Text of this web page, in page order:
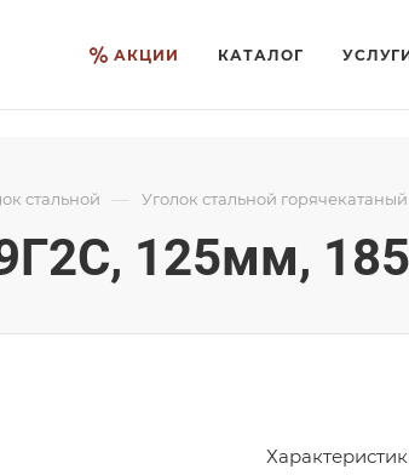
АКЦИИ КАТАЛОГ
стальной — Уголок стальной
125мм,